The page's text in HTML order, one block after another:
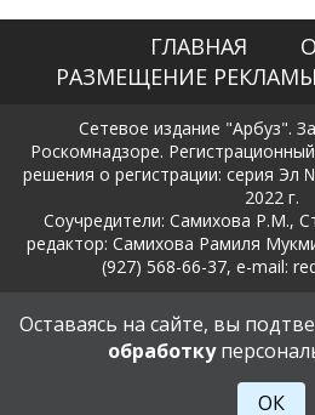
ГЛАВНАЯ
РАЗМЕЩЕНИЕ РЕКЛАМЫ
Сетевое издание "Арбуз".
Роскомнадзоре.
решения о регистрации: серия
2022 г.
Соучредители: Самихова Р.М.,
редактор: Самихова Рамиля
(927) 568-66-37, e-mail:
Политика в отношении обработки
данных
18+
Оставаясь на сайте, вы
обработку
ОК